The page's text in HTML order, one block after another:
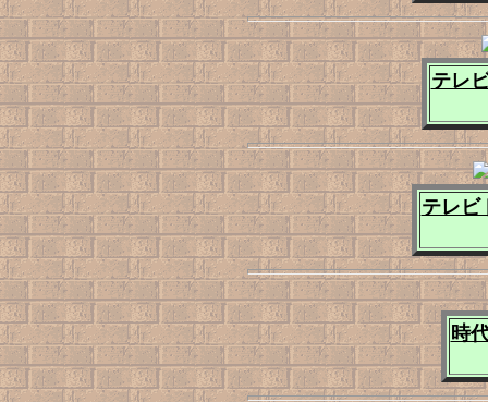
テレ
テレビ
時